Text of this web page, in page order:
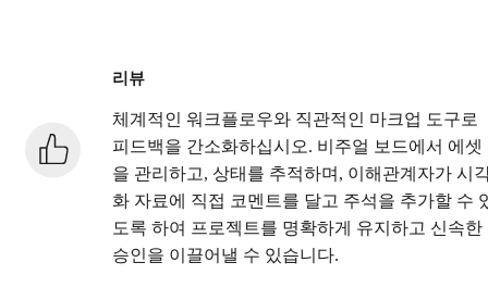
리뷰
체계적인 워크플로우와 직관적인 마크업 도구로
피드백을 간소화하십시오. 비주얼 보드에서 에셋
을 관리하고, 상태를 추적하며, 이해관계자가 시
화 자료에 직접 코멘트를 달고 주석을 추가할 수
도록 하여 프로젝트를 명확하게 유지하고 신속한
승인을 이끌어낼 수 있습니다.